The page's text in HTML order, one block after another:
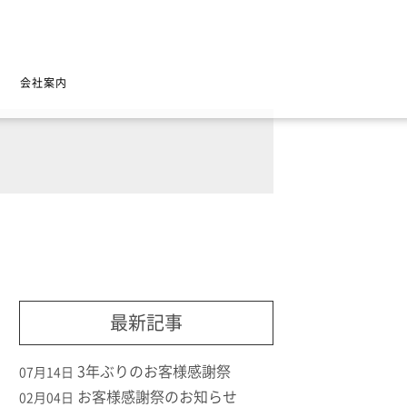
会社案内
最新記事
07月14日 3年ぶりのお客様感謝祭
02月04日 お客様感謝祭のお知らせ